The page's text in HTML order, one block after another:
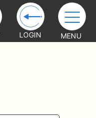
LOGIN MENU